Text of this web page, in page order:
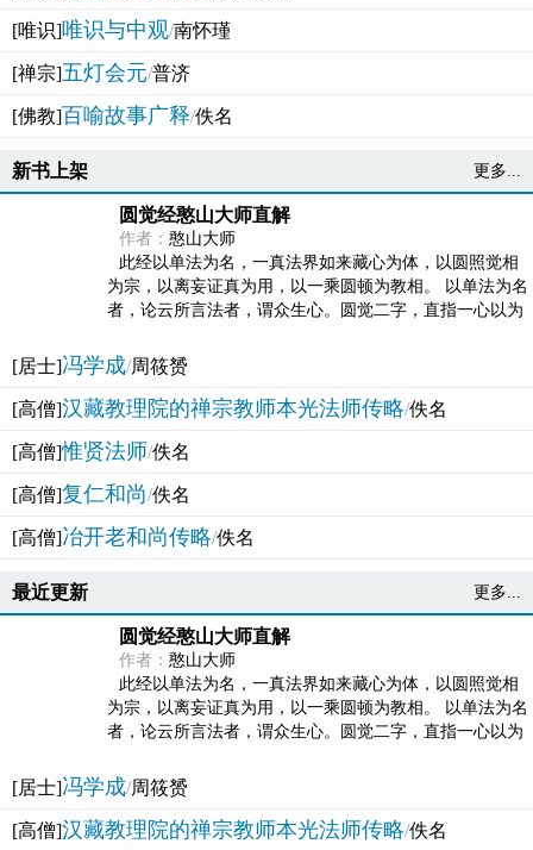
[唯识]唯识与中观/南怀瑾
[禅宗]五灯会元/普济
[佛教]百喻故事广释/佚名
新书上架 更多...
圆觉经憨山大师直解
作者： 憨山大师
此经以单法为名，一真法界如来藏心为体，以圆照觉相
为宗，以离妄证真为用，以一乘圆顿为教相。 以单法为名
者，论云所言法者，谓众生心。圆觉二字，直指一心以为
[居士]冯学成/周筱赟
[高僧]汉藏教理院的禅宗教师本光法师传略/佚名
[高僧]惟贤法师/佚名
[高僧]复仁和尚/佚名
[高僧]冶开老和尚传略/佚名
最近更新 更多...
圆觉经憨山大师直解
作者： 憨山大师
此经以单法为名，一真法界如来藏心为体，以圆照觉相
为宗，以离妄证真为用，以一乘圆顿为教相。 以单法为名
者，论云所言法者，谓众生心。圆觉二字，直指一心以为
[居士]冯学成/周筱赟
[高僧]汉藏教理院的禅宗教师本光法师传略/佚名